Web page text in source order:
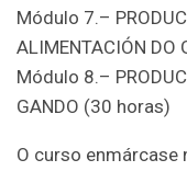
Módulo 7.–
ALIMENTACIÓN DO
Módulo 8.–
GANDO (30 horas)
O curso enmárcase